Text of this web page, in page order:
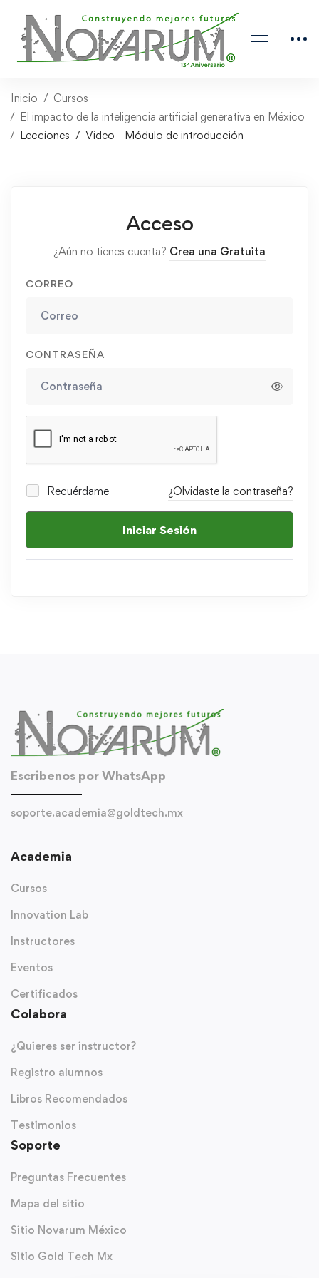
Inicio
Cursos
El impacto de la inteligencia artificial generativa en México
Lecciones
Video - Módulo de introducción
Acceso
¿Aún no tienes cuenta? Crea una Gratuita
CORREO
CONTRASEÑA
Recuérdame ¿Olvidaste la contraseña?
Iniciar Sesión
Escribenos por WhatsApp
soporte.academia@goldtech.mx
Academia
Cursos
Innovation Lab
Instructores
Eventos
Certificados
Colabora
¿Quieres ser instructor?
Registro alumnos
Libros Recomendados
Testimonios
Soporte
Preguntas Frecuentes
Mapa del sitio
Sitio Novarum México
Sitio Gold Tech Mx